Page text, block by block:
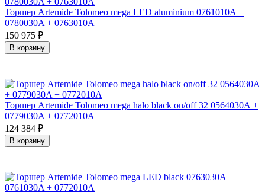
Торшер Artemide Tolomeo mega LED aluminium 0761010A +
0780030A + 0763010A
150 975 ₽
В корзину
Торшер Artemide Tolomeo mega halo black on/off 32 0564030A +
0779030A + 0772010A
124 384 ₽
В корзину